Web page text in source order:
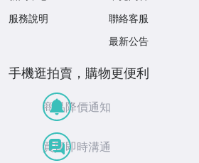
服務說明
聯絡客服
最新公告
手機逛拍賣，購物更便利
商品降價通知
買賣即時溝通